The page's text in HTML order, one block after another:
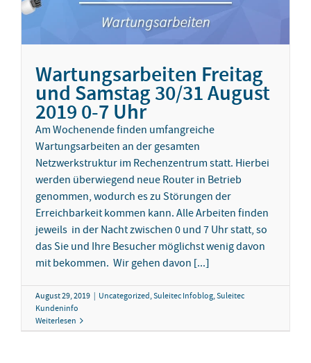
Wartungsarbeiten Freitag
und Samstag 30/31 August
2019 0-7 Uhr
Am Wochenende finden umfangreiche
Wartungsarbeiten an der gesamten
Netzwerkstruktur im Rechenzentrum statt. Hierbei
werden überwiegend neue Router in Betrieb
genommen, wodurch es zu Störungen der
Erreichbarkeit kommen kann. Alle Arbeiten finden
jeweils in der Nacht zwischen 0 und 7 Uhr statt, so
das Sie und Ihre Besucher möglichst wenig davon
mit bekommen. Wir gehen davon [...]
August 29, 2019 | Uncategorized,Suleitec Infoblog,Suleitec
Kundeninfo
Weiterlesen